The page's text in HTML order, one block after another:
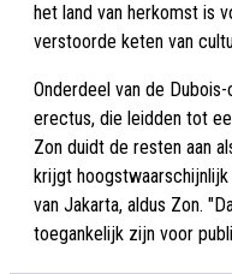
het land van herkomst is
verstoorde keten van
Onderdeel van de
erectus, die leidden tot
Zon duidt de resten aan
krijgt
van Jakarta, aldus Zon.
toegankelijk zijn voor